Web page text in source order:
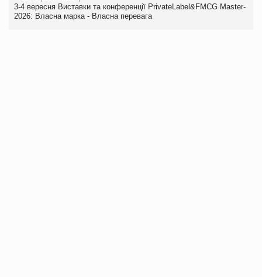
3-4 вересня Виставки та конференції PrivateLabel&FMCG Master-
2026: Власна марка - Власна перевага